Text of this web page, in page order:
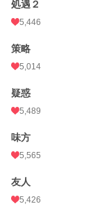
処遇２
5,446
策略
5,014
疑惑
5,489
味方
5,565
友人
5,426